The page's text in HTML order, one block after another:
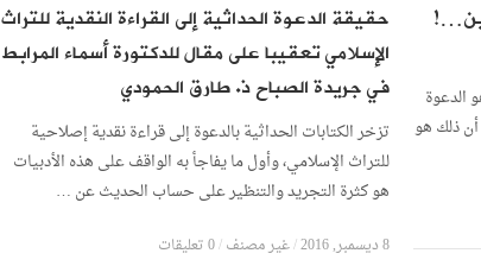
الدعوة
أن ذلك هو
حقيقة الدعوة الحداثية إلى القراءة النقدية للتراث
الإسلامي تعقيبا على مقال للدكتورة أسماء المرابط
في جريدة الصباح ذ. طارق الحمودي
تزخر الكتابات الحداثية بالدعوة إلى قراءة نقدية إصلاحية
للتراث الإسلامي، وأول ما يفاجأ به الواقف على هذه الأدبيات
هو كثرة التجريد والتنظير على حساب الحديث عن …
8 ديسمبر, 2016 /غير مصنف/0 تعليقات